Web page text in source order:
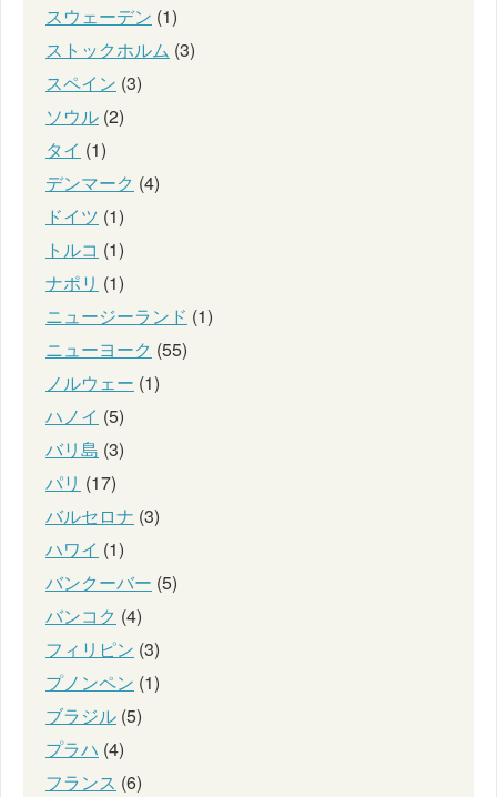
スウェーデン (1)
ストックホルム (3)
スペイン (3)
ソウル (2)
タイ (1)
デンマーク (4)
ドイツ (1)
トルコ (1)
ナポリ (1)
ニュージーランド (1)
ニューヨーク (55)
ノルウェー (1)
ハノイ (5)
バリ島 (3)
パリ (17)
バルセロナ (3)
ハワイ (1)
バンクーバー (5)
バンコク (4)
フィリピン (3)
プノンペン (1)
ブラジル (5)
プラハ (4)
フランス (6)